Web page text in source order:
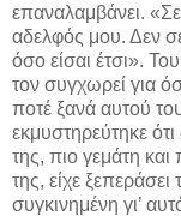
επαναλαμβάνει.
αδελφός μου. Δεν
όσο είσαι έτσι».
τον συγχωρεί για
ποτέ ξανά αυτού
εκμυστηρεύτηκε
της, πιο γεμάτη και
της, είχε ξεπεράσει
συγκινημένη γι’